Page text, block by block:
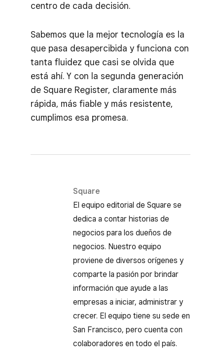
centro de cada decisión.
Sabemos que la mejor tecnología es la
que pasa desapercibida y funciona con
tanta fluidez que casi se olvida que
está ahí. Y con la segunda generación
de Square Register, claramente más
rápida, más fiable y más resistente,
cumplimos esa promesa.
Square
El equipo editorial de Square se
dedica a contar historias de
negocios para los dueños de
negocios. Nuestro equipo
proviene de diversos orígenes y
comparte la pasión por brindar
información que ayude a las
empresas a iniciar, administrar y
crecer. El equipo tiene su sede en
San Francisco, pero cuenta con
colaboradores en todo el país.